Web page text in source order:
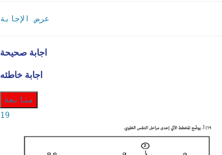
عرض الإجابة
اجابة صحيحة
اجابة خاطئه
متابعة
19